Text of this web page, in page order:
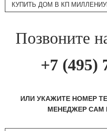
КУПИТЬ ДОМ В КП
Позвоните
+7 (495)
ИЛИ УКАЖИТЕ НОМЕР
МЕНЕДЖЕР САМ